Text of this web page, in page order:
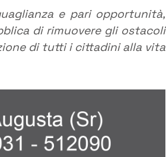
e pari opportunità,
di rimuovere gli ostacoli
di tutti i cittadini alla vita